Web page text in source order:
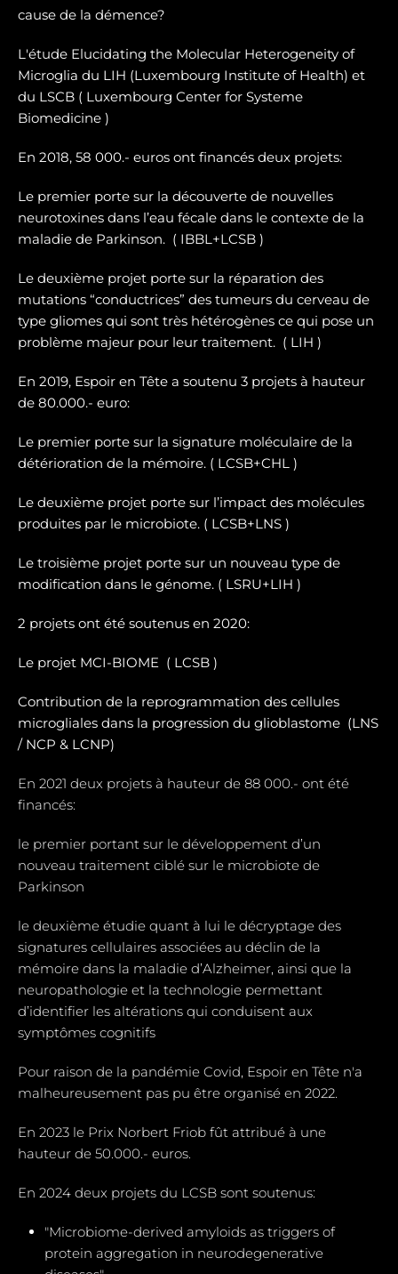
cause de la démence?
L'étude Elucidating the Molecular Heterogeneity of
Microglia du LIH (Luxembourg Institute of Health) et
du LSCB ( Luxembourg Center for Systeme
Biomedicine )
En 2018, 58 000.- euros ont financés deux projets:
Le premier porte sur la découverte de nouvelles
neurotoxines dans l’eau fécale dans le contexte de la
maladie de Parkinson. ( IBBL+LCSB )
Le deuxième projet porte sur la réparation des
mutations “conductrices” des tumeurs du cerveau de
type gliomes qui sont très hétérogènes ce qui pose un
problème majeur pour leur traitement. ( LIH )
En 2019, Espoir en Tête a soutenu 3 projets à hauteur
de 80.000.- euro:
Le premier porte sur la signature moléculaire de la
détérioration de la mémoire. ( LCSB+CHL )
Le deuxième projet porte sur l’impact des molécules
produites par le microbiote. ( LCSB+LNS )
Le troisième projet porte sur un nouveau type de
modification dans le génome. ( LSRU+LIH )
2 projets ont été soutenus en 2020:
Le projet MCI-BIOME ( LCSB )
Contribution de la reprogrammation des cellules
microgliales dans la progression du glioblastome (LNS
/ NCP & LCNP)
En 2021 deux projets à hauteur de 88 000.- ont été
financés:
le premier portant sur le développement d’un
nouveau traitement ciblé sur le microbiote de
Parkinson
le deuxième étudie quant à lui le décryptage des
signatures cellulaires associées au déclin de la
mémoire dans la maladie d’Alzheimer, ainsi que la
neuropathologie et la technologie permettant
d’identifier les altérations qui conduisent aux
symptômes cognitifs
Pour raison de la pandémie Covid, Espoir en Tête n'a
malheureusement pas pu être organisé en 2022.
En 2023 le Prix Norbert Friob fût attribué à une
hauteur de 50.000.- euros.
En 2024 deux projets du LCSB sont soutenus:
"Microbiome-derived amyloids as triggers of
protein aggregation in neurodegenerative